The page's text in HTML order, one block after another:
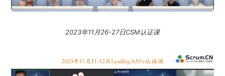
2023年11月26-27日CSM认证课